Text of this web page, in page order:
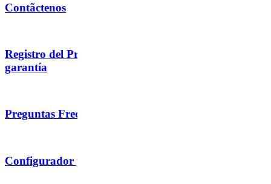
Contãctenos
Registro del Producto + Información sobre la
garantía
Preguntas Frecuentes
Configurador para Vista